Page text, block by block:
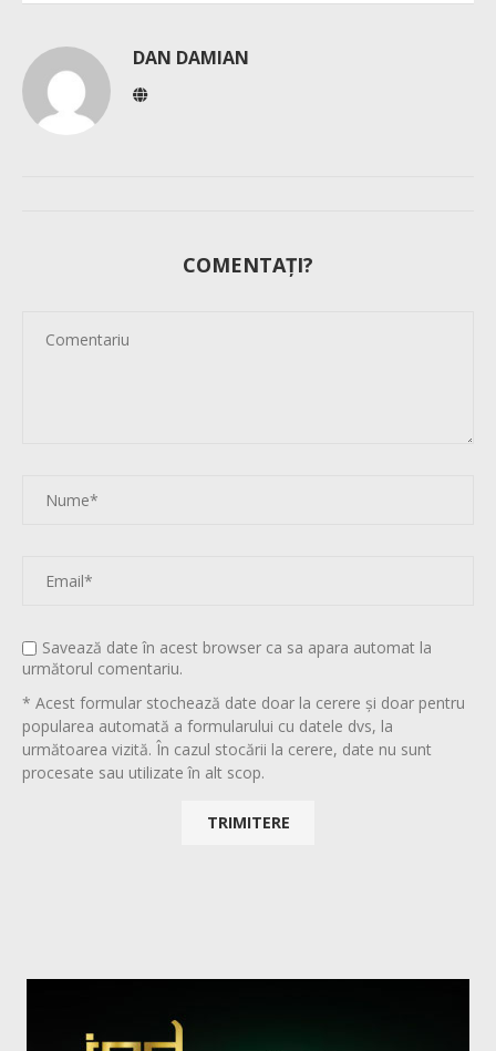
DAN DAMIAN
COMENTAȚI?
Savează date în acest browser ca sa apara automat la
următorul comentariu.
* Acest formular stochează date doar la cerere și doar pentru
popularea automată a formularului cu datele dvs, la
următoarea vizită. În cazul stocării la cerere, date nu sunt
procesate sau utilizate în alt scop.